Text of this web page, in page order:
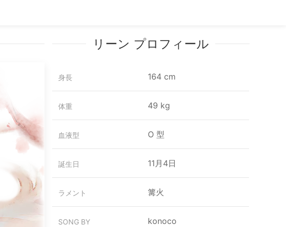
リーン プロフィール
身長 164 cm
体重 49 kg
血液型 O 型
誕生日 11月4日
ラメント 篝火
SONG BY konoco